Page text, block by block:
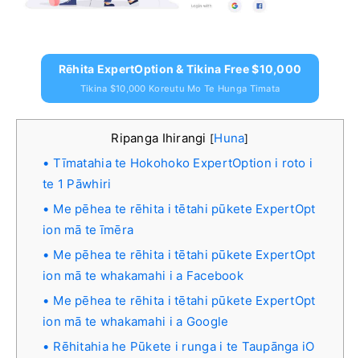
Rēhita ExpertOption & Tikina Free $10,000
Tikina $10,000 Koreutu Mo Te Hunga Timata
Ripanga Ihirangi [Huna]
Tīmatahia te Hokohoko ExpertOption i roto i
te 1 Pāwhiri
Me pēhea te rēhita i tētahi pūkete ExpertOpt
ion mā te īmēra
Me pēhea te rēhita i tētahi pūkete ExpertOpt
ion mā te whakamahi i a Facebook
Me pēhea te rēhita i tētahi pūkete ExpertOpt
ion mā te whakamahi i a Google
Rēhitahia he Pūkete i runga i te Taupānga iO